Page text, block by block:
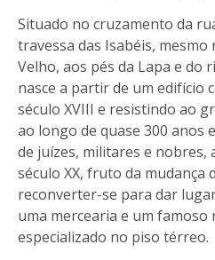
Situado no cruzamento da
travessa das Isabéis,
Velho, aos pés da Lapa e do
nasce a partir de um edifício
século XVIII e resistindo ao
ao longo de quase 300 anos
de juízes, militares e nobres,
século XX, fruto da mudança
reconverter-se para dar
uma mercearia e um
especializado no piso térreo.